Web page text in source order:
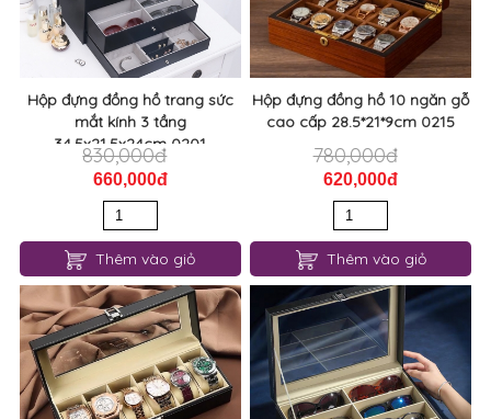
Hộp đựng đồng hồ trang sức
mắt kính 3 tầng
34,5x21,5x24cm 0201
830,000đ
660,000đ
Thêm vào giỏ
Hộp đựng đồng hồ 10 ngăn gỗ
cao cấp 28.5*21*9cm 0215
780,000đ
620,000đ
Thêm vào giỏ